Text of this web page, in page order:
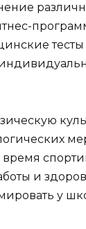
время
и
у